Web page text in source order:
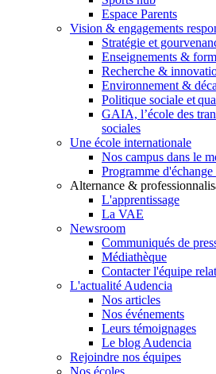
Espace Parents
Vision & engagements
Stratégie et
Enseignements &
Recherche &
Environnement &
Politique sociale et
GAIA, l’école des
sociales
Une école internationale
Nos campus dans le
Programme
Alternance &
L'apprentissage
La VAE
Newsroom
Communiqués de
Médiathèque
Contacter l'équipe
L'actualité Audencia
Nos articles
Nos événements
Leurs témoignages
Le blog Audencia
Rejoindre nos équipes
Nos écoles